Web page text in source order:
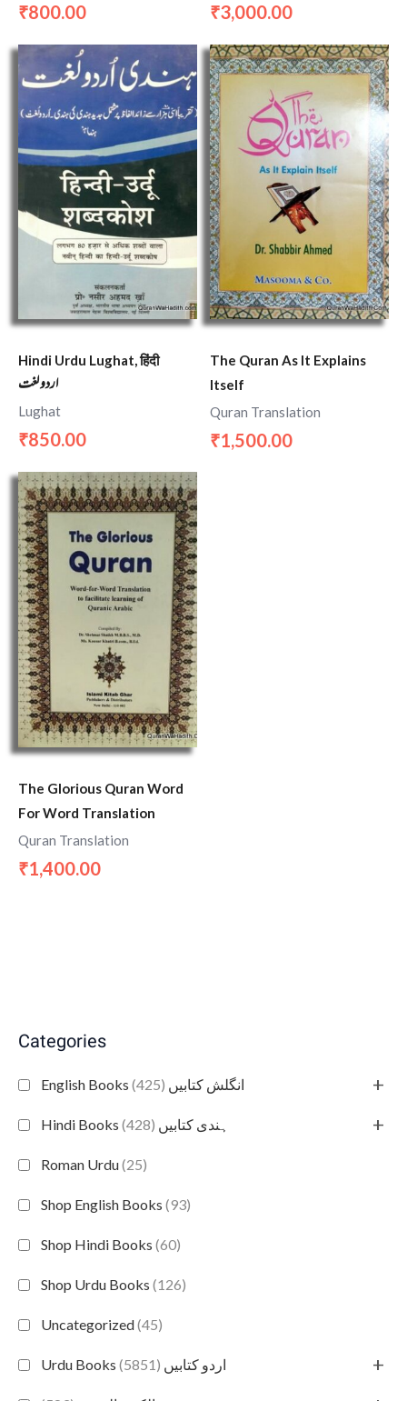
Categories
English Books انگلش کتابیں (425) +
Hindi Books ہندی کتابیں (428) +
Roman Urdu(25)
Shop English Books (93)
Shop Hindi Books (60)
Shop Urdu Books (126)
Uncategorized(45)
Urdu Books اردو کتابیں (5851) +
₹800.00 ₹3,000.00
Hindi Urdu Lughat, हिंदी
اردو لغت
Lughat
₹850.00
The Quran As It Explains
Itself
Quran Translation
₹1,500.00
The Glorious Quran Word
For Word Translation
Quran Translation
₹1,400.00